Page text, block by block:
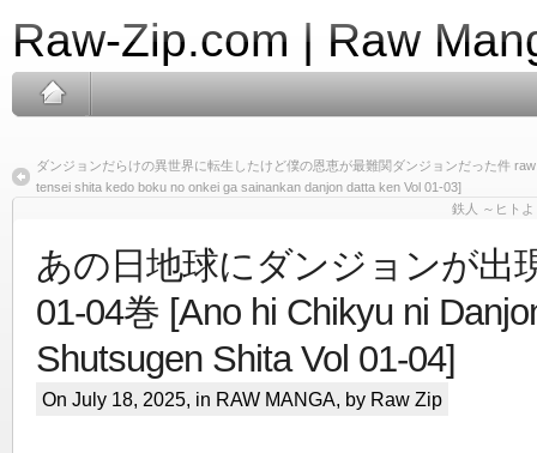
Raw-Zip.com | Raw
ダンジョンだらけの異世界に転生したけど僕の恩恵が最難関ダンジョンだった件
tensei shita kedo boku no onkei ga sainankan danjon datta ken Vol 01-03]
鉄人 ～ヒト
あの日地球にダンジョンが出
01-04巻 [Ano hi Chikyu ni
Shutsugen Shita Vol 01-04]
On July 18, 2025, in RAW MANGA, by Raw Zip